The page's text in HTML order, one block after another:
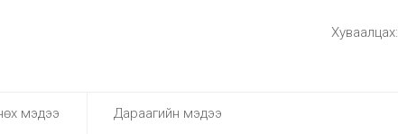
Хуваалцах:
мэдээ Дараагийн мэдээ